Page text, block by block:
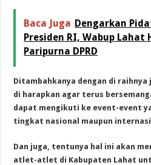
Baca Juga Dengarkan
Presiden RI, Wabup Lahat
Paripurna DPRD
Ditambahkanya dengan di
di harapkan agar terus
dapat mengikuti ke event-event
tingkat nasional maupun
Dan juga, tentunya hal ini akan
atlet-atlet di Kabupaten Lahat